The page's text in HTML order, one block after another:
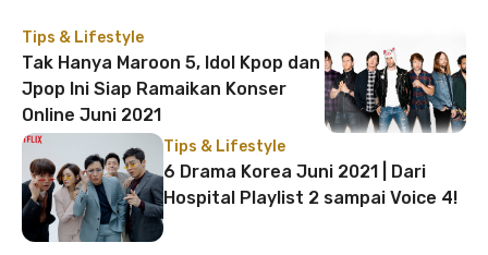
Tips & Lifestyle
Tak Hanya Maroon 5, Idol Kpop dan
Jpop Ini Siap Ramaikan Konser
Online Juni 2021
Tips & Lifestyle
6 Drama Korea Juni 2021 | Dari
Hospital Playlist 2 sampai Voice 4!